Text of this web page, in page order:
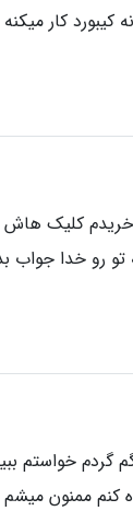
کار میکنه
کلیک هاش
رو خدا جواب
خواستم
کنم ممنون